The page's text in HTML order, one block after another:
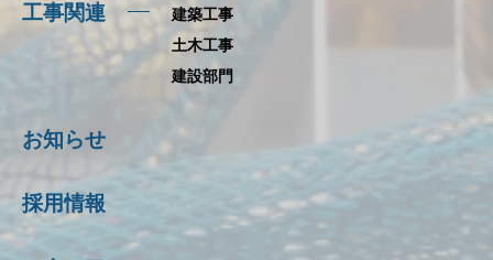
工事関連
建築工事
土木工事
建設部門
お知らせ
採用情報